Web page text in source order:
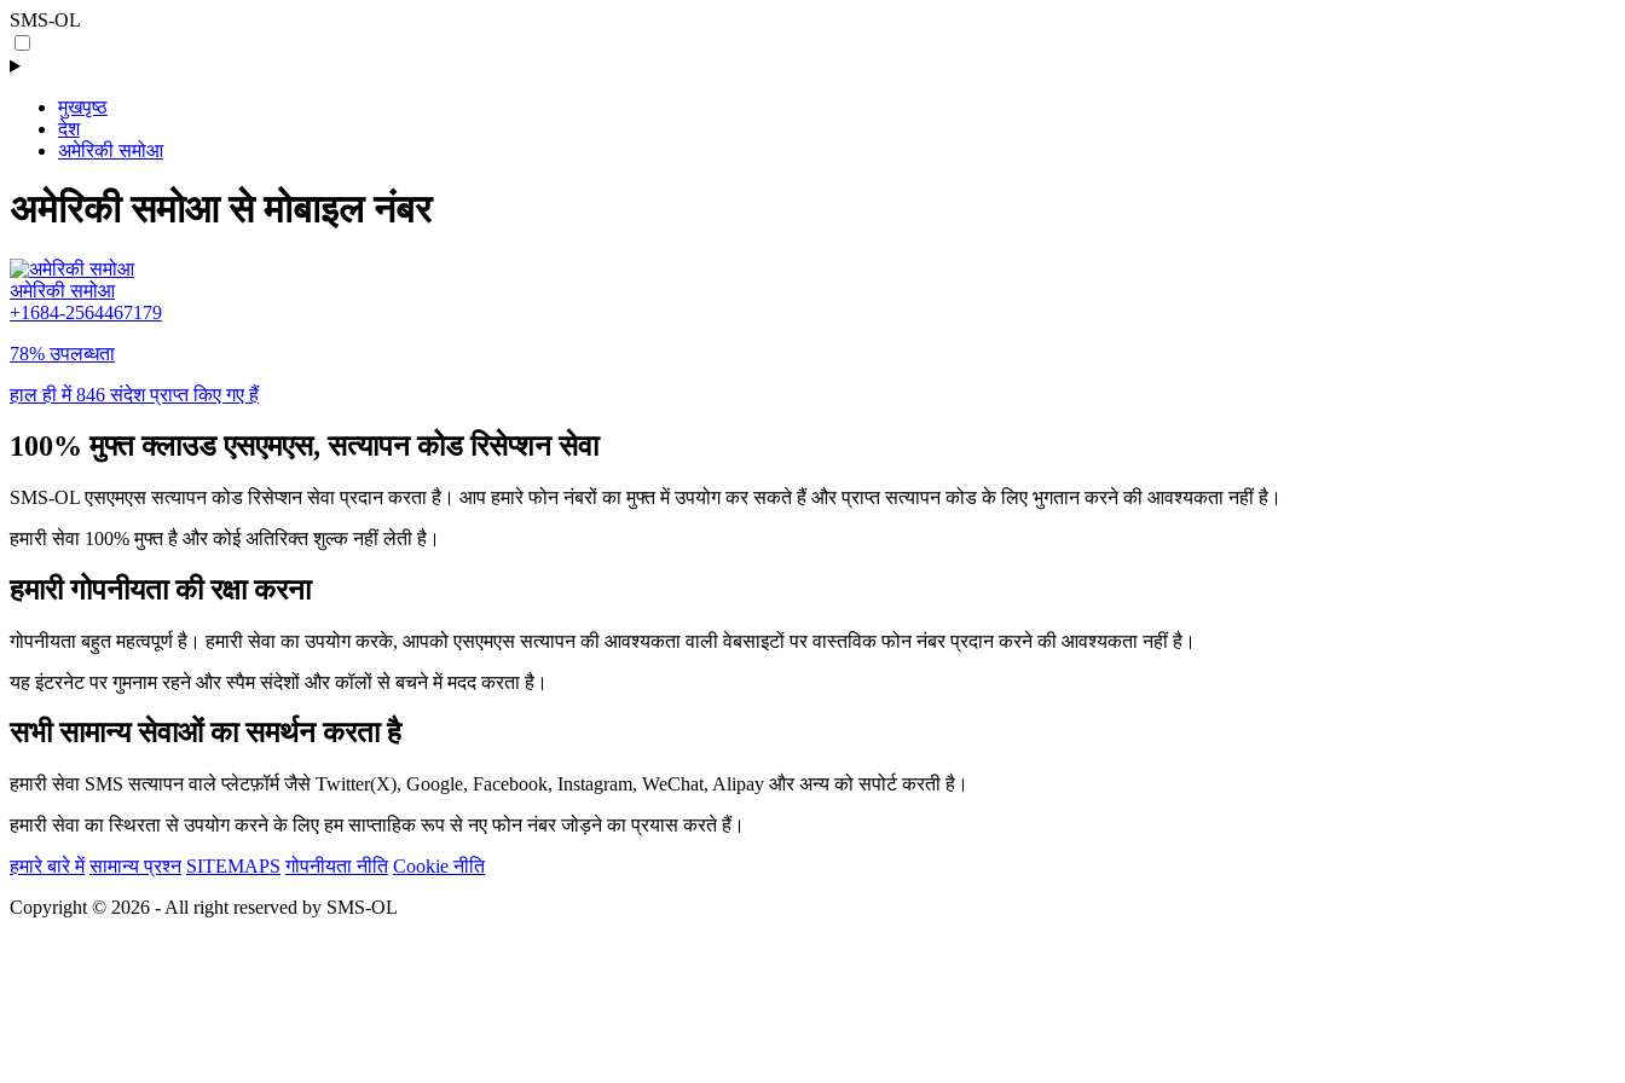
SMS-OL
मुखपृष्ठ
देश
अमेरिकी समोआ
अमेरिकी समोआ से मोबाइल नंबर
अमेरिकी समोआ
+1684-2564467179
78% उपलब्धता
हाल ही में 846 संदेश प्राप्त किए गए हैं
100% मुफ्त क्लाउड एसएमएस, सत्यापन कोड रिसेप्शन सेवा
SMS-OL एसएमएस सत्यापन कोड रिसेप्शन सेवा प्रदान करता है। आप हमारे फोन नंबरों का मुफ्त में उपयोग कर सकते हैं और प्राप्त सत्यापन कोड के लिए भुगतान करने की आवश्यकता नहीं है।
हमारी सेवा 100% मुफ्त है और कोई अतिरिक्त शुल्क नहीं लेती है।
हमारी गोपनीयता की रक्षा करना
गोपनीयता बहुत महत्वपूर्ण है। हमारी सेवा का उपयोग करके, आपको एसएमएस सत्यापन की आवश्यकता वाली वेबसाइटों पर वास्तविक फोन नंबर प्रदान करने की आवश्यकता नहीं है।
यह इंटरनेट पर गुमनाम रहने और स्पैम संदेशों और कॉलों से बचने में मदद करता है।
सभी सामान्य सेवाओं का समर्थन करता है
हमारी सेवा SMS सत्यापन वाले प्लेटफ़ॉर्म जैसे Twitter(X), Google, Facebook, Instagram, WeChat, Alipay और अन्य को सपोर्ट करती है।
हमारी सेवा का स्थिरता से उपयोग करने के लिए हम साप्ताहिक रूप से नए फोन नंबर जोड़ने का प्रयास करते हैं।
हमारे बारे में सामान्य प्रश्न SITEMAPS गोपनीयता नीति Cookie नीति
Copyright © 2026 - All right reserved by SMS-OL